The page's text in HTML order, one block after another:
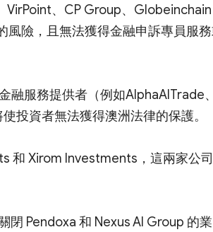
VirPoint、CP Group、
風險，且無法獲得金融申訴專員服
融服務提供者（例如AlphaAITrade
投資者無法獲得澳洲法律的保護。
和 Xirom Investments，這兩家公
閉 Pendoxa 和 Nexus AI Group 的業